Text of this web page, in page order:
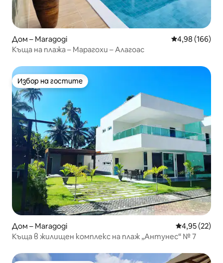
Дом – Maragogi Средна
4,98 (166)
Къща на плажа – Марагохи – Алагоас
Избор на гостите
Избор на гостите
Дом – Maragogi Средна
4,95 (22)
Къща в жилищен комплекс на плаж „Антунес“ № 7